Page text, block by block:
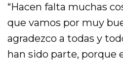
“Hacen falta muchas
que vamos por muy
agradezco a todas y
han sido parte, porque